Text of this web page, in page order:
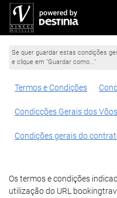
Se quer guardar estas condições
e clique em "Guardar como..."
Termos e Condições
Condicções Gerais dos Vôos
Condições gerais do
Os termos e condições
utilização do URL